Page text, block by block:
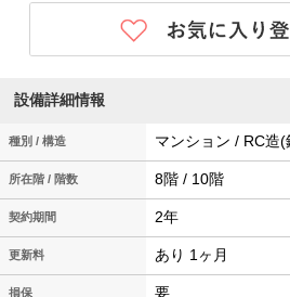
設備詳細情報
種別 / 構造 マンション / RC造
所在階 / 階数 8階 / 10階
契約期間 2年
更新料 あり 1ヶ月
損保 要